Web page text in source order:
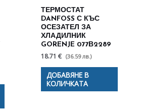
ТЕРМОСТАТ
DANFOSS С КЪС
ОСЕЗАТЕЛ ЗА
ХЛАДИЛНИК
GORENJE 077В2289
18.71 € (36.59 лв.)
ДОБАВЯНЕ В
КОЛИЧКАТА